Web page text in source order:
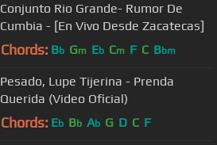
Conjunto Rio Grande- Rumor De
Cumbia - [En Vivo Desde Zacatecas]
Chords: Bb Gm Eb Cm F C Bbm
Pesado, Lupe Tijerina - Prenda
Querida (Video Oficial)
Chords: Eb Bb Ab G D C F